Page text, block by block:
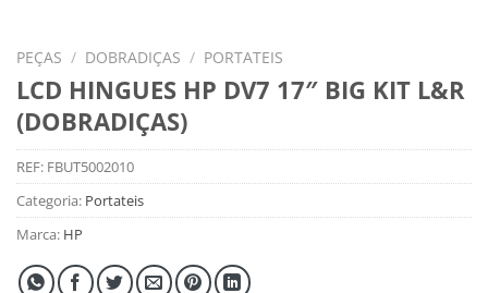
PEÇAS / DOBRADIÇAS / PORTATEIS
LCD HINGUES HP DV7 17″ BIG KIT L&R
(DOBRADIÇAS)
REF: FBUT5002010
Categoria: Portateis
Marca: HP